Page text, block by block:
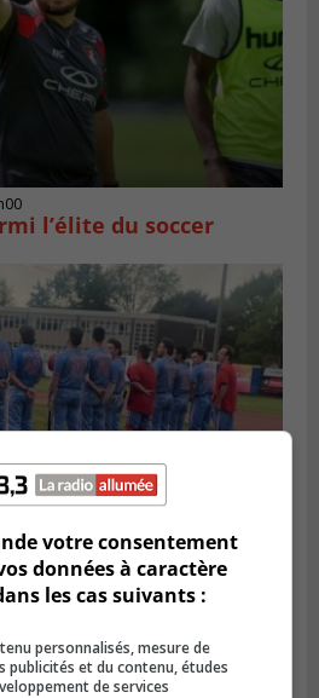
l’élite du soccer
propulse les Ducs
votre consentement
données à caractère
les cas suivants :
personnalisés, mesure de
publicités et du contenu, études
de services